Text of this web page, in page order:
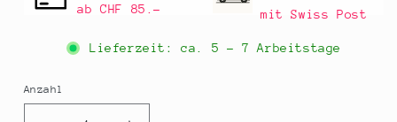
ab CHF 85.– mit Swiss Post
Lieferzeit: ca. 5 - 7 Arbeitstage
Anzahl
Anzahl